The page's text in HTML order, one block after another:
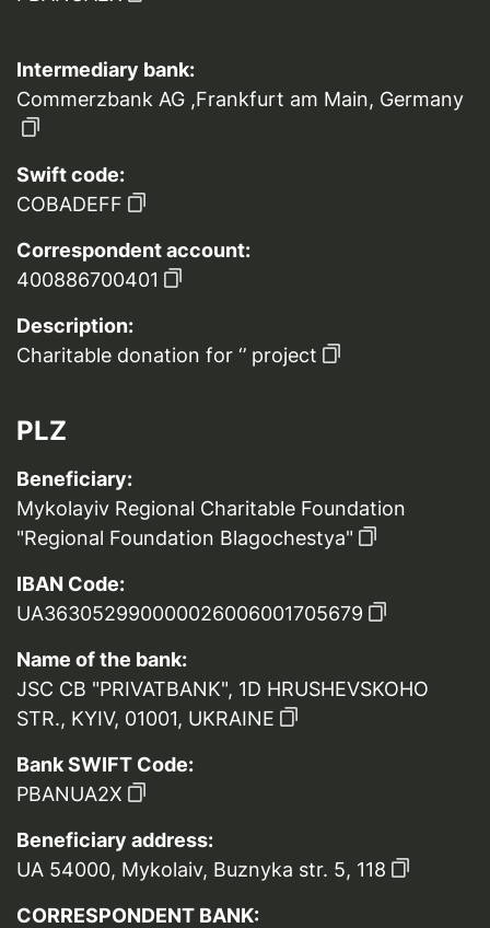
Intermediary bank:
Commerzbank AG ,Frankfurt am Main, Germany
Swift code:
COBADEFF
Correspondent account:
400886700401
Description:
Charitable donation for ‘’ project
PLZ
Beneficiary:
Mykolayiv Regional Charitable Foundation
"Regional Foundation Blagochestya"
IBAN Code:
UA363052990000026006001705679
Name of the bank:
JSC CB "PRIVATBANK", 1D HRUSHEVSKOHO
STR., KYIV, 01001, UKRAINE
Bank SWIFT Code:
PBANUA2X
Beneficiary address:
UA 54000, Mykolaiv, Buznyka str. 5, 118
CORRESPONDENT BANK: